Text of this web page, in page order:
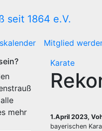
Mitglied
mehr
Karate
1.April 2023,
bayerischen